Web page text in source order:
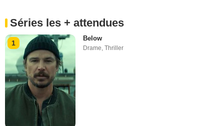
Séries les + attendues
1
Below
Drame,Thriller